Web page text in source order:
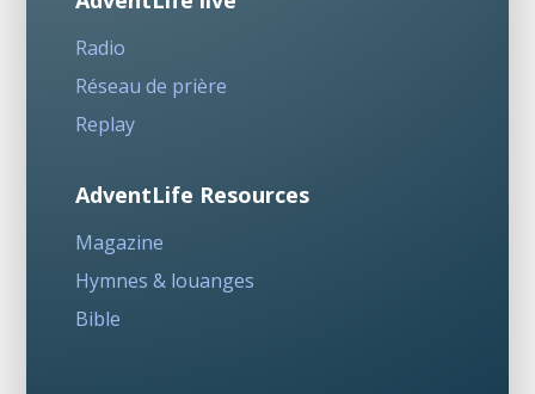
Radio
Réseau de prière
Replay
AdventLife Resources
Magazine
Hymnes & louanges
Bible